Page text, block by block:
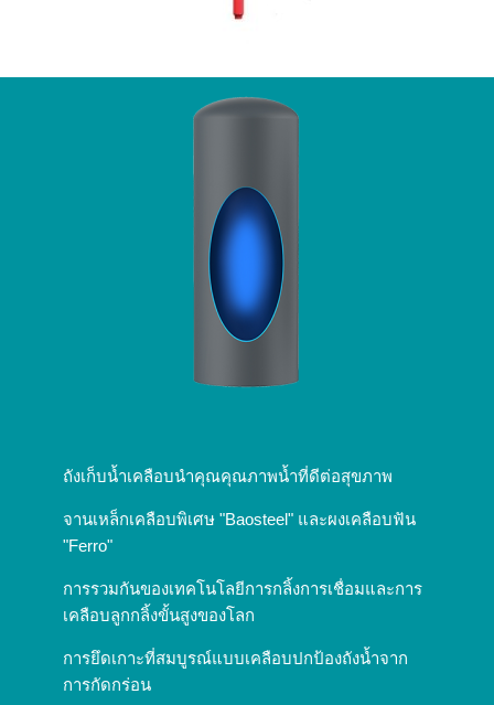
ถังเก็บน้ำเคลือบนำคุณคุณภาพน้ำที่ดีต่อสุขภาพ
จานเหล็กเคลือบพิเศษ "Baosteel" และผงเคลือบฟัน
"Ferro"
การรวมกันของเทคโนโลยีการกลิ้งการเชื่อมและการ
เคลือบลูกกลิ้งขั้นสูงของโลก
การยึดเกาะที่สมบูรณ์แบบเคลือบปกป้องถังน้ำจาก
การกัดกร่อน